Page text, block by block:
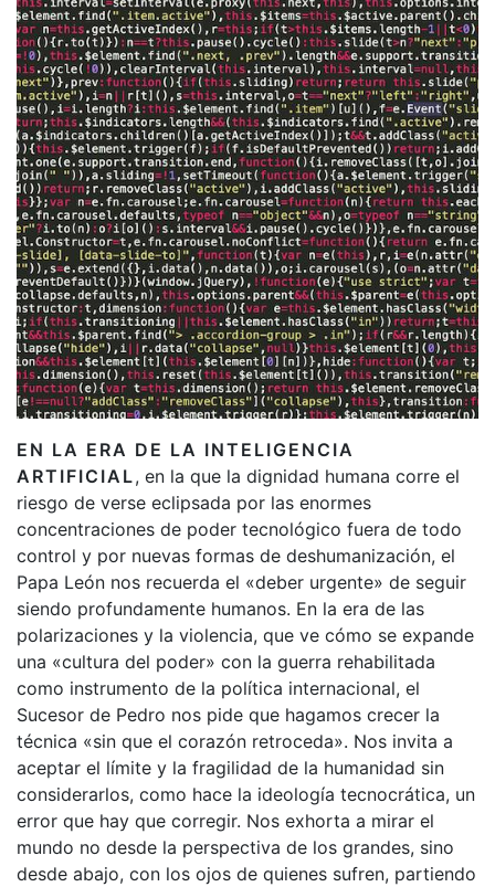
EN LA ERA DE LA INTELIGENCIA
ARTIFICIAL, en la que la dignidad humana corre el
riesgo de verse eclipsada por las enormes
concentraciones de poder tecnológico fuera de todo
control y por nuevas formas de deshumanización, el
Papa León nos recuerda el «deber urgente» de seguir
siendo profundamente humanos. En la era de las
polarizaciones y la violencia, que ve cómo se expande
una «cultura del poder» con la guerra rehabilitada
como instrumento de la política internacional, el
Sucesor de Pedro nos pide que hagamos crecer la
técnica «sin que el corazón retroceda». Nos invita a
aceptar el límite y la fragilidad de la humanidad sin
considerarlos, como hace la ideología tecnocrática, un
error que hay que corregir. Nos exhorta a mirar el
mundo no desde la perspectiva de los grandes, sino
desde abajo, con los ojos de quienes sufren, partiendo